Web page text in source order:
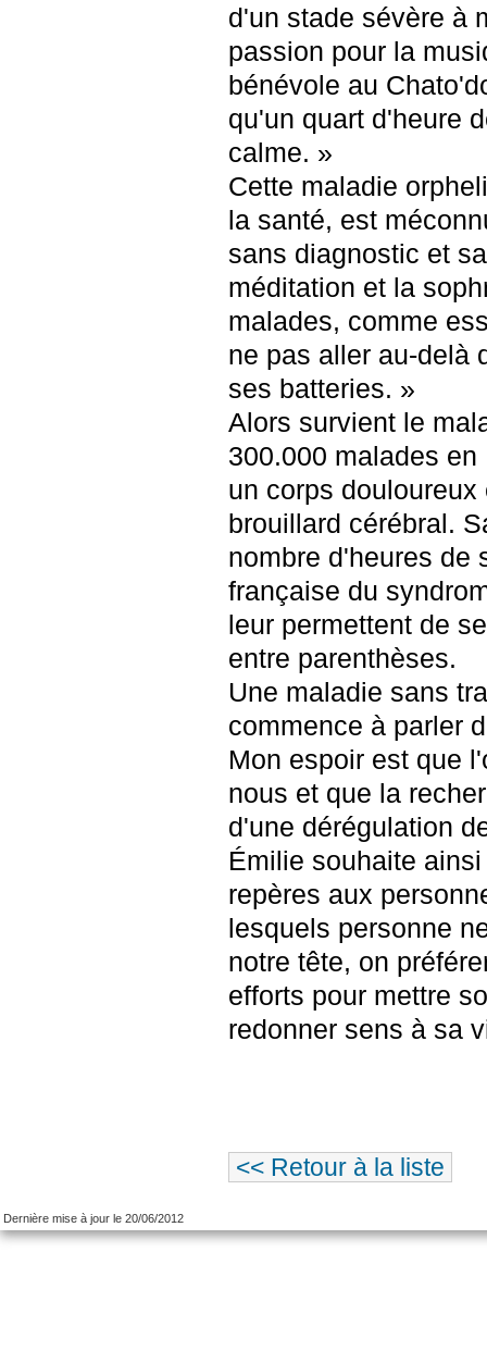
d'un stade sévère à
passion pour la
bénévole au
qu'un quart d'heure
calme. »
Cette maladie
la santé, est
sans diagnostic et
méditation et la
malades, comme
ne pas aller au-delà
ses batteries. »
Alors survient le
300.000 malades
un corps
brouillard cérébral.
nombre d'heures de
française du
leur permettent de
entre parenthèses.
Une maladie sans
commence à parler
Mon espoir est que
nous et que la
d'une dérégulation
Émilie souhaite
repères aux
lesquels personne
notre tête, on
efforts pour mettre
redonner sens à sa
<< Retour à la liste
Dernière mise à jour le 20/06/2012